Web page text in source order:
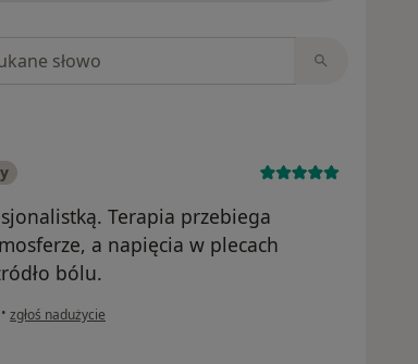
Terapia przebiega
a napięcia w plecach
bólu.
• w opinii użytkownika ACG
zgłoś nadużycie